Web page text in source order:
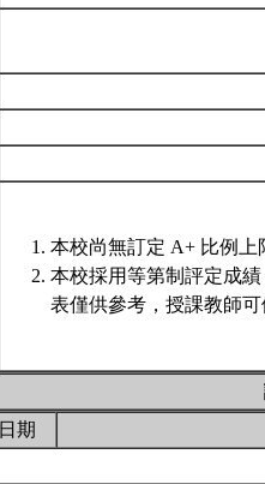
本校尚無訂定 A+ 比例上
本校採用等第制評定成
表僅供參考，授課教師
日期